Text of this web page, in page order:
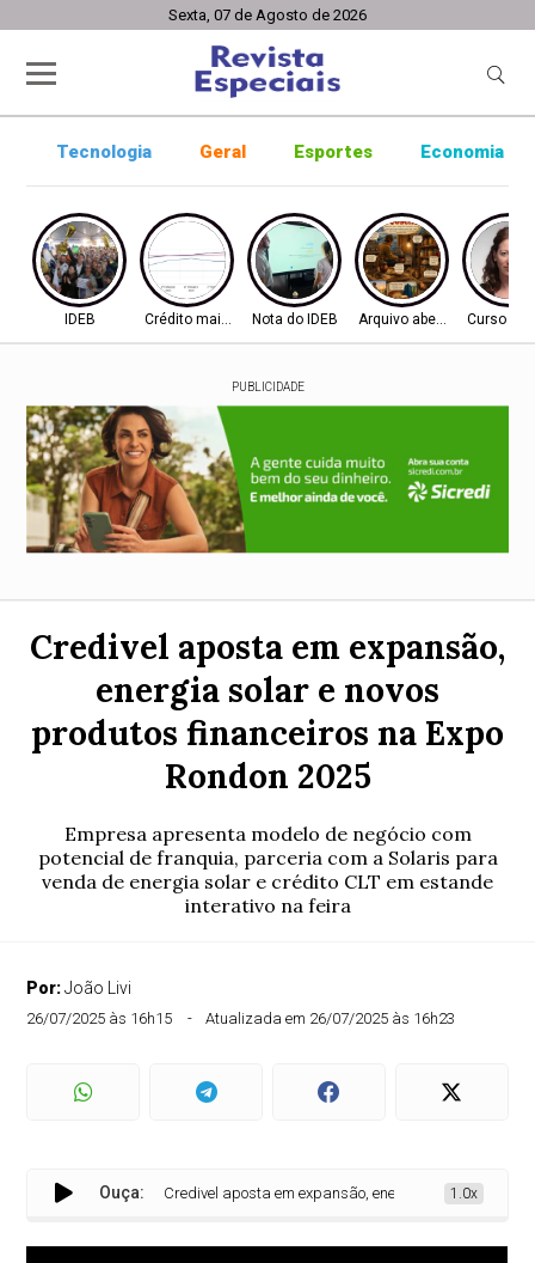
Sexta, 07 de Agosto de 2026
Tecnologia Geral Esportes Economia
IDEB Crédito mais difícilNota do IDEB Arquivo aberto Curso
PUBLICIDADE
Credivel aposta em expansão,
energia solar e novos
produtos financeiros na Expo
Rondon 2025
Empresa apresenta modelo de negócio com
potencial de franquia, parceria com a Solaris para
venda de energia solar e crédito CLT em estande
interativo na feira
Por:João Livi
26/07/2025 às 16h15 Atualizada em 26/07/2025 às 16h23
Ouça:Credivel aposta em expansão, energia solar e novos
1.0x